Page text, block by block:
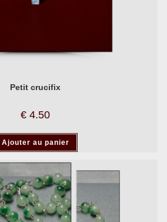
Petit crucifix
€ 4.50
Ajouter au panier